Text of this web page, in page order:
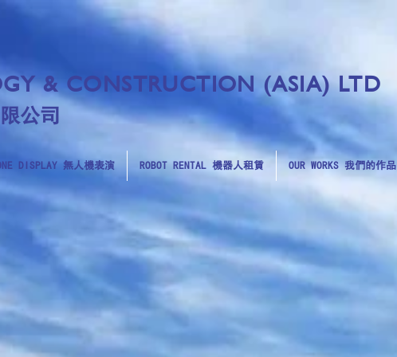
& CONSTRUCTION (ASIA) LTD
公司
DISPLAY 無人機表演 ROBOT RENTAL 機器人租賃 OUR WORKS 我們的作品